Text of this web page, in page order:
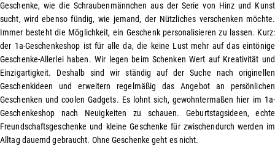
Geschenke, wie die Schraubenmännchen aus der Serie von Hinz und Kunst
sucht, wird ebenso fündig, wie jemand, der Nützliches verschenken möchte.
Immer besteht die Möglichkeit, ein Geschenk personalisieren zu lassen. Kurz:
der 1a-Geschenkeshop ist für alle da, die keine Lust mehr auf das eintönige
Geschenke-Allerlei haben. Wir legen beim Schenken Wert auf Kreativität und
Einzigartigkeit. Deshalb sind wir ständig auf der Suche nach originellen
Geschenkideen und erweitern regelmäßig das Angebot an persönlichen
Geschenken und coolen Gadgets. Es lohnt sich, gewohntermaßen hier im 1a-
Geschenkeshop nach Neuigkeiten zu schauen. Geburtstagsideen, echte
Freundschaftsgeschenke und kleine Geschenke für zwischendurch werden im
Alltag dauernd gebraucht. Ohne Geschenke geht es nicht.